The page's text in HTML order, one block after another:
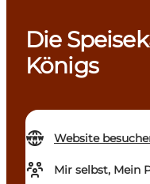
Die
Königs
Website
Mir selbst, Mein